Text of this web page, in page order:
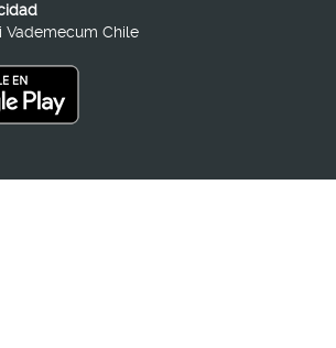
Vademecum Chile